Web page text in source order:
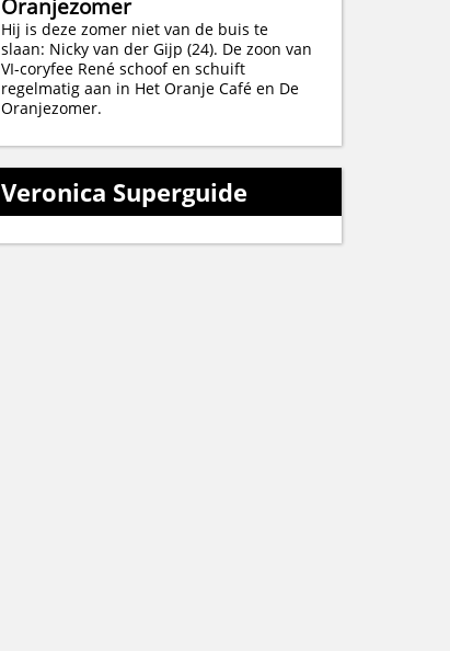
Oranjezomer
Hij is deze zomer niet van de buis te
slaan: Nicky van der Gijp (24). De zoon van
VI-coryfee René schoof en schuift
regelmatig aan in Het Oranje Café en De
Oranjezomer.
Veronica Superguide